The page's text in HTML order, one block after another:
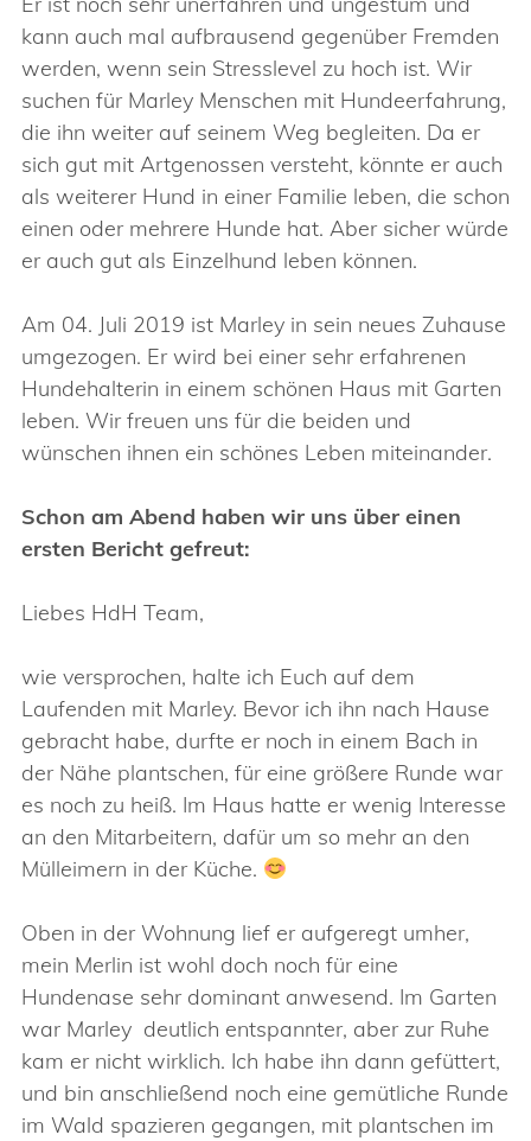
kann auch mal aufbrausend gegenüber Fremden
werden, wenn sein Stresslevel zu hoch ist. Wir
suchen für Marley Menschen mit Hundeerfahrung,
die ihn weiter auf seinem Weg begleiten. Da er
sich gut mit Artgenossen versteht, könnte er auch
als weiterer Hund in einer Familie leben, die schon
einen oder mehrere Hunde hat. Aber sicher würde
er auch gut als Einzelhund leben können.
Am 04. Juli 2019 ist Marley in sein neues Zuhause
umgezogen. Er wird bei einer sehr erfahrenen
Hundehalterin in einem schönen Haus mit Garten
leben. Wir freuen uns für die beiden und
wünschen ihnen ein schönes Leben miteinander.
Schon am Abend haben wir uns über einen
ersten Bericht gefreut:
Liebes HdH Team,
wie versprochen, halte ich Euch auf dem
Laufenden mit Marley. Bevor ich ihn nach Hause
gebracht habe, durfte er noch in einem Bach in
der Nähe plantschen, für eine größere Runde war
es noch zu heiß. Im Haus hatte er wenig Interesse
an den Mitarbeitern, dafür um so mehr an den
Mülleimern in der Küche.
Oben in der Wohnung lief er aufgeregt umher,
mein Merlin ist wohl doch noch für eine
Hundenase sehr dominant anwesend. Im Garten
war Marley deutlich entspannter, aber zur Ruhe
kam er nicht wirklich. Ich habe ihn dann gefüttert,
und bin anschließend noch eine gemütliche Runde
im Wald spazieren gegangen, mit plantschen im